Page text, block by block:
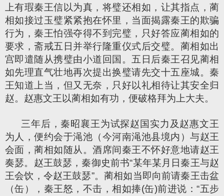
上有瑕秦王信以为真，将璧还相如，让其指点，蔺
相如接过玉璧紧紧抱在怀里，当面揭露秦王的欺骗
行为，秦王怕强夺得不到完璧，只好答应蔺相如的
要求，斋戒五日并举行隆重仪式后交璧。蔺相如出
宫即遣随从携璧由小道回国。五日后秦王召见蔺相
如先理直气壮地再次提出换璧请先交十五座城。秦
王知道上当，但又无奈，只好以礼相待让其安全归
赵。赵惠文王以蔺相如有功，便破格拜为上大夫。
三年后，秦昭襄王为试探赵国实力及赵惠文王
为人，便约会于渑池（今河南渑池县境内）与赵王
会面，蔺相如随从。酒席间秦王不怀好意地请赵王
奏瑟。赵王鼓瑟，秦御史前书“某年某月日秦王与赵
王会饮，令赵王鼓瑟”。蔺相如当即向前请秦王击盆
（缶），秦王怒，不击，相如捧(缶)前进说：“五步